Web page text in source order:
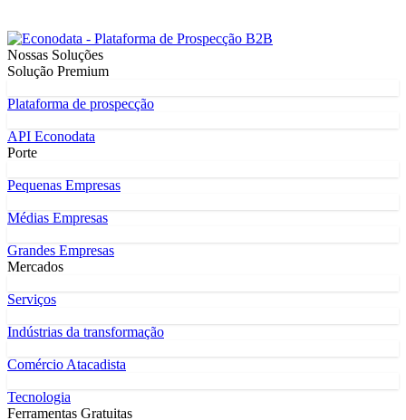
Nossas Soluções
Solução Premium
Plataforma de prospecção
API Econodata
Porte
Pequenas Empresas
Médias Empresas
Grandes Empresas
Mercados
Serviços
Indústrias da transformação
Comércio Atacadista
Tecnologia
Ferramentas Gratuitas